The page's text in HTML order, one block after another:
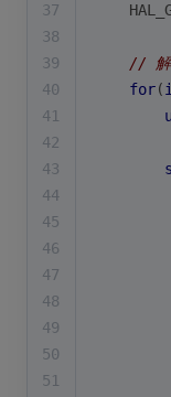
37
38
39
// 解
40
for(
41
42
43
44
45
46
47
48
49
50
51